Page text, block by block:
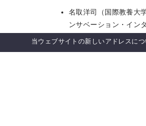
名取洋司（国際教養大
ンサベーション・イン
ショナル・ジャパン）
当ウェブサイトの新しいアドレスに